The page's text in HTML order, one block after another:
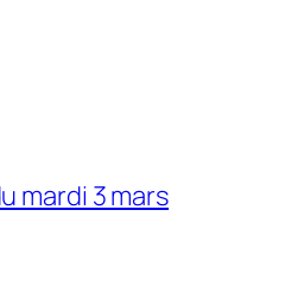
mardi 3 mars